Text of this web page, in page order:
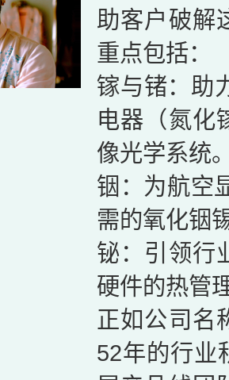
助客户破解
重点包括：
镓与锗：助
电器（氮化
像光学系统
铟：为航空
需的氧化铟
铋：引领行
硬件的热管
正如公司名
52年的行业